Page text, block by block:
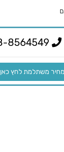
משתלמת לחץ כאן